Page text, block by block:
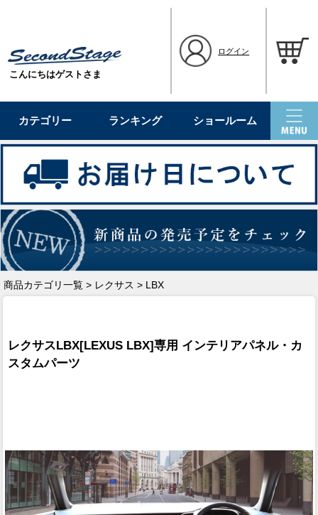
こんにちはゲストさま
ログイン
カテゴリー ランキング ショールーム
商品カテゴリ一覧 > レクサス > LBX
レクサスLBX[LEXUS LBX]専用 インテリアパネル・カ
スタムパーツ